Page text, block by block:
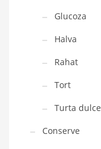
Glucoza
Halva
Rahat
Tort
Turta dulce
Conserve